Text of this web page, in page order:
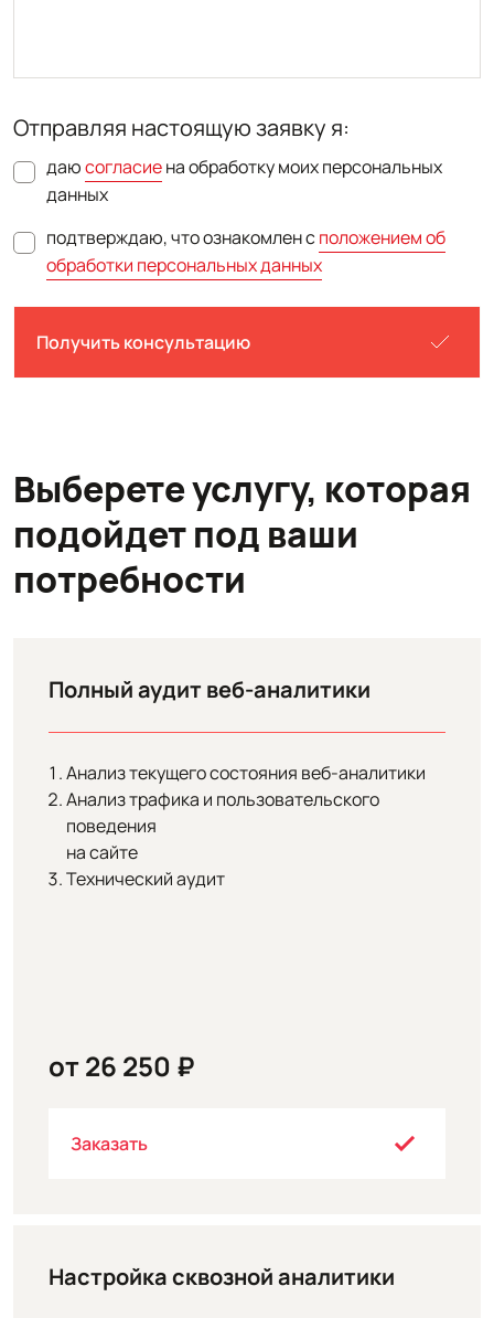
Отправляя настоящую заявку я:
даюсогласиена обработку моих персональных
данных
подтверждаю, что ознакомлен сположением об
обработки персональных данных
Получить консультацию
Выберете услугу, которая
подойдет под ваши
потребности
Полный аудит веб-аналитики
Анализ текущего состояния веб-аналитики
Анализ трафика и пользовательского
поведения
на сайте
Технический аудит
от 26 250 ₽
Заказать
Настройка сквозной аналитики